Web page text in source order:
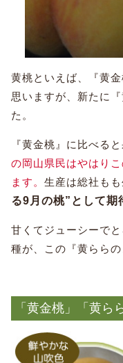
黄桃といえば、『黄
思いますが、新たに
た。
『黄金桃』に比べる
の岡山県民はやはり
ます。 生産は総社もも
る9月の桃”として期
甘くてジューシーで
種が、この『黄ららの
「黄金桃」「黄ら